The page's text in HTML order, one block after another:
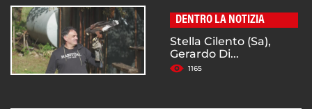
DENTRO LA NOTIZIA
Stella Cilento (Sa),
Gerardo Di...
1165